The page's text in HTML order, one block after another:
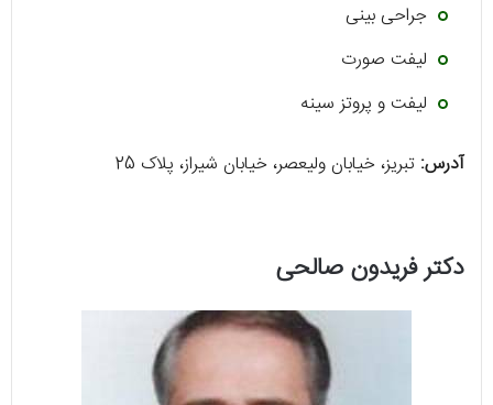
جراحی بینی
لیفت صورت
لیفت و پروتز سینه
آدرس: تبریز، خیابان ولیعصر، خیابان شیراز، پلاک 25
دکتر فریدون صالحی